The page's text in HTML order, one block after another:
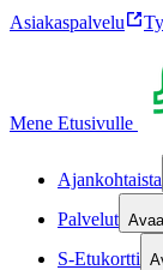
Asiakaspalvelu
Mene Etusivulle
Ajankohtaista
Palvelut
S-Etukortti